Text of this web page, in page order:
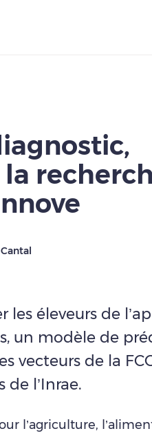
les éleveurs de
un modèle de
vecteurs de la
de l’Inrae.
l’agriculture,